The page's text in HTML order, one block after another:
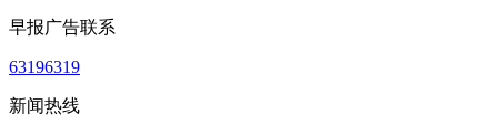
早报广告联系
63196319
新闻热线